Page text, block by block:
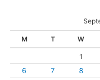
M T W
1
6
7 8